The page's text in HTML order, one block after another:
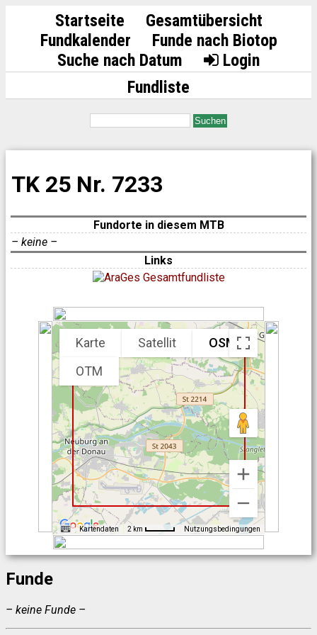
Startseite
Gesamtübersicht
Fundkalender
Funde nach Biotop
Suche nach Datum
Login
Fundliste
Suchen
TK 25 Nr. 7233
Fundorte in diesem MTB
– keine –
Links
Karte Satellit
OSM
OTM
Kartendaten 2 km Nutzungsbedingungen
Funde
– keine Funde –